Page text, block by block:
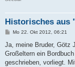
Historisches aus
B
i
r
a
Mo 22. Okt 2012, 06:21
Ja, meine Bruder, Götz
Großeltern ein
geschrieben, vorliegt.